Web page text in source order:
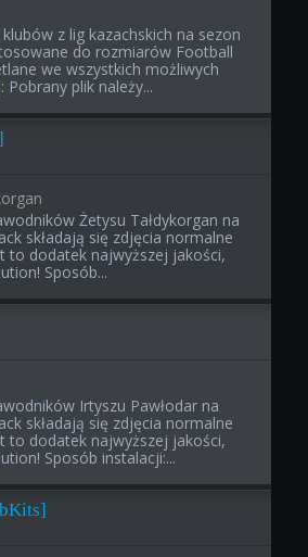
z lig kazachskich na sezon
do rozmiarów Football
we wszystkich możliwych
plik należy...
Żetysu Tałdykorgan na
składają się zdjęcia normalne
to dodatek najwyższej jakości,
Sposób...
Irtyszu Pawłodar na
składają się zdjęcia normalne
to dodatek najwyższej jakości,
Sposób instalacji:...